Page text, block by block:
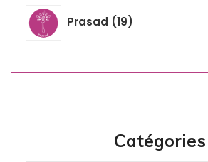
Prasad 19
Catégories